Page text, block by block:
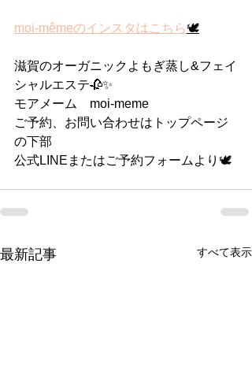
moi-mêmeのインスタはこちら🕊
滋賀のオーガニックよもぎ蒸し&フェイ
シャルエステ🥀✨
モアメーム　moi-meme
ご予約、お問い合わせはトップページ
の下部
公式LINEまたはご予約フォームより🕊
最新記事 すべて表示